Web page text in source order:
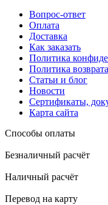
Вопрос-ответ
Оплата
Доставка
Как заказать
Политика
Политика
Статьи и блог
Новости
Сертификаты,
Карта сайта
Способы оплаты
Безналичный расчёт
Наличный расчёт
Перевод на карту